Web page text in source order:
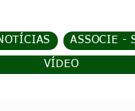
ASSOCIE -
VÍDEO